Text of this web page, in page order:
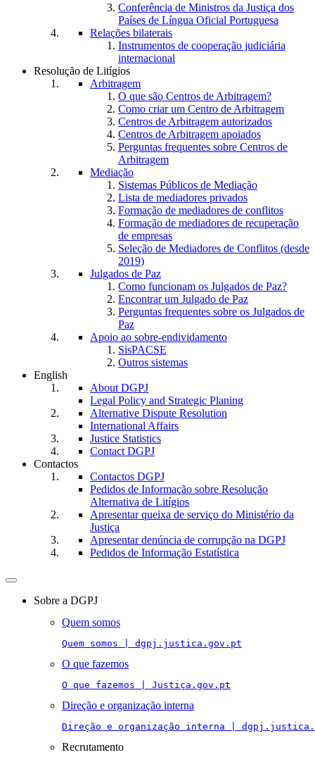
Conferência de Ministros da Justiça dos
Países de Língua Oficial Portuguesa
Relações bilaterais
Instrumentos de cooperação judiciária
internacional
Resolução de Litígios
Arbitragem
O que são Centros de Arbitragem?
Como criar um Centro de Arbitragem
Centros de Arbitragem autorizados
Centros de Arbitragem apoiados
Perguntas frequentes sobre Centros de
Arbitragem
Mediação
Sistemas Públicos de Mediação
Lista de mediadores privados
Formação de mediadores de conflitos
Formação de mediadores de recuperação
de empresas
Seleção de Mediadores de Conflitos (desde
2019)
Julgados de Paz
Como funcionam os Julgados de Paz?
Encontrar um Julgado de Paz
Perguntas frequentes sobre os Julgados de
Paz
Apoio ao sobre-endividamento
SisPACSE
Outros sistemas
English
About DGPJ
Legal Policy and Strategic Planing
Alternative Dispute Resolution
International Affairs
Justice Statistics
Contact DGPJ
Contactos
Contactos DGPJ
Pedidos de Informação sobre Resolução
Alternativa de Litígios
Apresentar queixa de serviço do Ministério da
Justiça
Apresentar denúncia de corrupção na DGPJ
Pedidos de Informação Estatística
Toggle
navigationSobre a DGPJ
Quem somos
Quem somos | dgpj.justica.gov.pt
O que fazemos
O que fazemos | Justiça.gov.pt
Direção e organização interna
Direção e organização interna |
Recrutamento